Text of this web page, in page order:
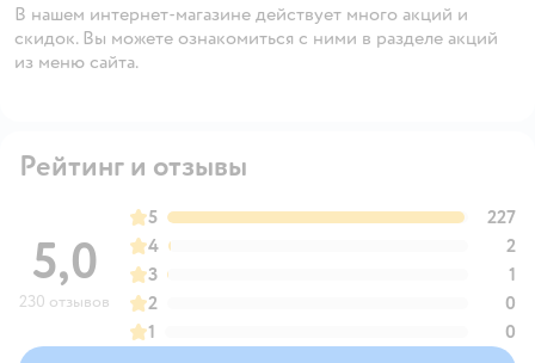
В нашем интернет-магазине действует много акций и
скидок. Вы можете ознакомиться с ними в разделе акций
из меню сайта.
Рейтинг и отзывы
5,0
230 отзывов
5
227
4
2
3
1
2
0
1
0